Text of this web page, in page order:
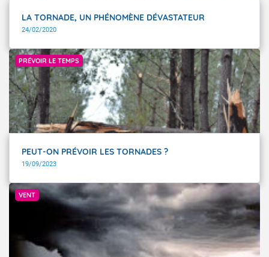
LA TORNADE, UN PHÉNOMÈNE DÉVASTATEUR
24/02/2020
PRÉVOIR LE TEMPS
Getty Images
PEUT-ON PRÉVOIR LES TORNADES ?
19/09/2023
VENT
© Gosselin Christian - Météo-France.